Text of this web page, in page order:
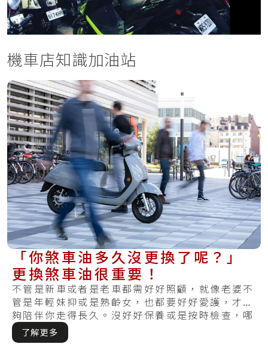
機車店知識加油站
「你煞車油多久沒更換了呢？」
更換煞車油很重要！
不管是新車或者是老車都需好好照顧，就像老婆不
管是年輕妹抑或是熟齡女，也都要好好愛護，才能
夠陪伴你走得長久。沒好好保養或是按時檢查，哪
天發.....
了解更多